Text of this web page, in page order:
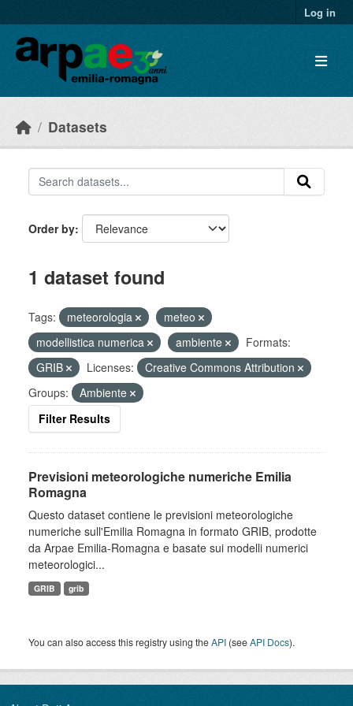
Log in
Datasets
Order by
1 dataset found
Tags: meteorologia
meteo
modellistica numerica
ambiente
Formats:
GRIB
Licenses:
Creative Commons Attribution
Groups:
Ambiente
Filter Results
Previsioni meteorologiche numeriche Emilia
Romagna
Questo dataset contiene le previsioni meteorologiche
numeriche sull'Emilia Romagna in formato GRIB, prodotte
da Arpae Emilia-Romagna e basate sui modelli numerici
meteorologici...
GRIB grib
You can also access this registry using theAPI (seeAPI Docs).